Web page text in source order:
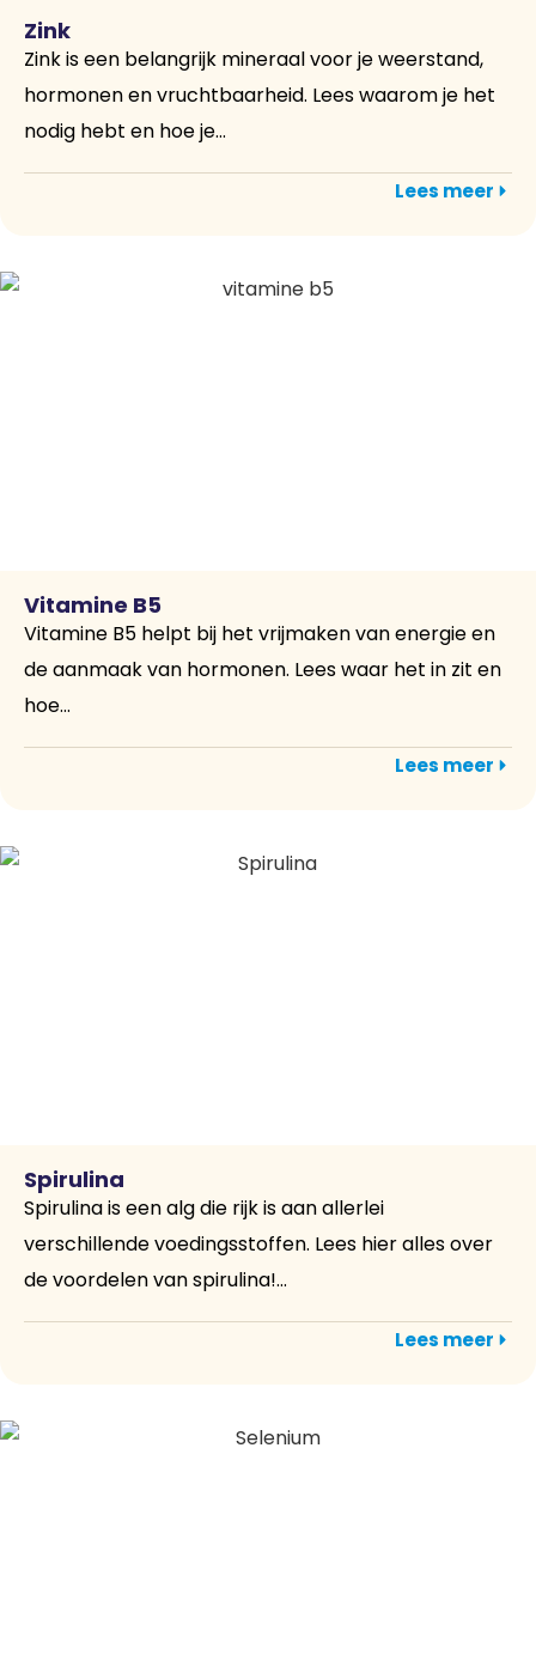
Zink
Zink is een belangrijk mineraal voor je weerstand,
hormonen en vruchtbaarheid. Lees waarom je het
nodig hebt en hoe je...
Lees meer
Vitamine B5
Vitamine B5 helpt bij het vrijmaken van energie en
de aanmaak van hormonen. Lees waar het in zit en
hoe...
Lees meer
Spirulina
Spirulina is een alg die rijk is aan allerlei
verschillende voedingsstoffen. Lees hier alles over
de voordelen van spirulina!...
Lees meer